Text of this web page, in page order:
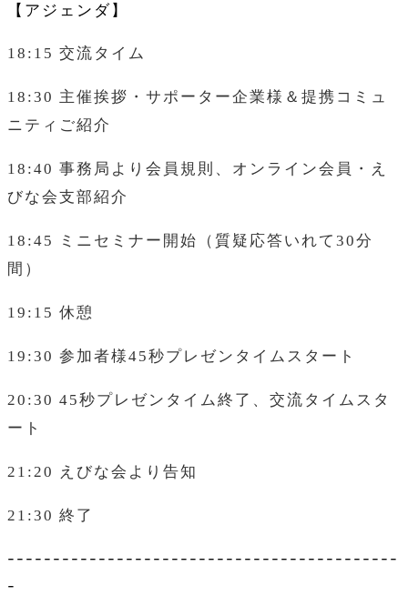
【アジェンダ】
18:15 交流タイム
18:30 主催挨拶・サポーター企業様＆提携コミュ
ニティご紹介
18:40 事務局より会員規則、オンライン会員・え
びな会支部紹介
18:45 ミニセミナー開始（質疑応答いれて 30分
間）
19:15 休憩
19:30 参加者様45秒プレゼンタイムスタート
20:30 45秒プレゼンタイム終了、交流タイムスタ
ート
21:20 えびな会より告知
21:30 終了
-------------------------------------------
-